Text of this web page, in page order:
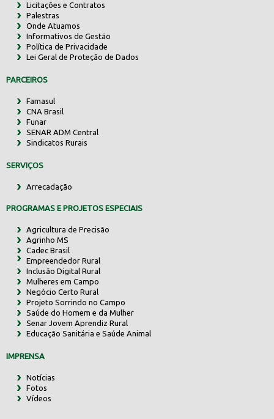
Licitações e Contratos
Palestras
Onde Atuamos
Informativos de Gestão
Política de Privacidade
Lei Geral de Proteção de Dados
PARCEIROS
Famasul
CNA Brasil
Funar
SENAR ADM Central
Sindicatos Rurais
SERVIÇOS
Arrecadação
PROGRAMAS E PROJETOS ESPECIAIS
Agricultura de Precisão
Agrinho MS
Cadec Brasil
Empreendedor Rural
Inclusão Digital Rural
Mulheres em Campo
Negócio Certo Rural
Projeto Sorrindo no Campo
Saúde do Homem e da Mulher
Senar Jovem Aprendiz Rural
Educação Sanitária e Saúde Animal
IMPRENSA
Notícias
Fotos
Vídeos